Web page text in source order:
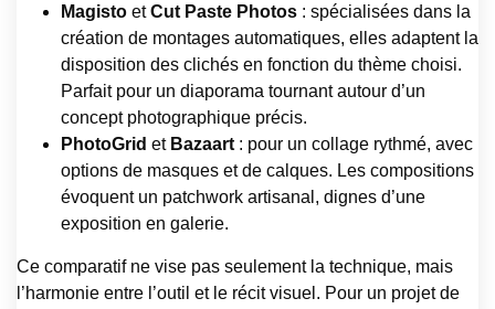
Magisto etCut Paste Photos : spécialisées dans la
création de montages automatiques, elles adaptent la
disposition des clichés en fonction du thème choisi.
Parfait pour un diaporama tournant autour d’un
concept photographique précis.
PhotoGrid et Bazaart : pour un collage rythmé, avec
options de masques et de calques. Les compositions
évoquent un patchwork artisanal, dignes d’une
exposition en galerie.
Ce comparatif ne vise pas seulement la technique, mais
l’harmonie entre l’outil et le récit visuel. Pour un projet de